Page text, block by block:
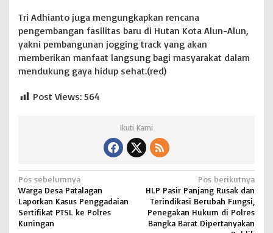
Tri Adhianto juga mengungkapkan rencana
pengembangan fasilitas baru di Hutan Kota Alun-Alun,
yakni pembangunan jogging track yang akan
memberikan manfaat langsung bagi masyarakat dalam
mendukung gaya hidup sehat.(red)
Post Views: 564
Ikuti Kami
N
a
v
Pos sebelumnya
Warga Desa Patalagan
Laporkan Kasus Penggadaian
Sertifikat PTSL ke Polres
Kuningan
Pos berikutnya
HLP Pasir Panjang Rusak dan
Terindikasi Berubah Fungsi,
Penegakan Hukum di Polres
Bangka Barat Dipertanyakan